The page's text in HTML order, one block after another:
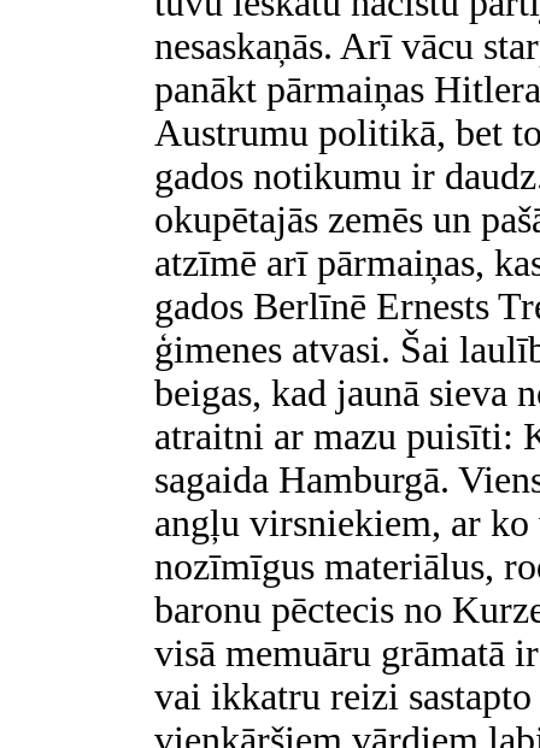
nesaskaņās. Arī vācu
panākt pārmaiņas
Austrumu politikā, bet
gados notikumu ir
okupētajās zemēs un
atzīmē arī pārmaiņas,
gados Berlīnē Ernests
ģimenes atvasi. Šai
beigas, kad jaunā sieva
atraitni ar mazu puisīti:
sagaida Hamburgā.
angļu virsniekiem, ar
nozīmīgus materiālus,
baronu pēctecis no
visā memuāru grāmatā
vai ikkatru reizi